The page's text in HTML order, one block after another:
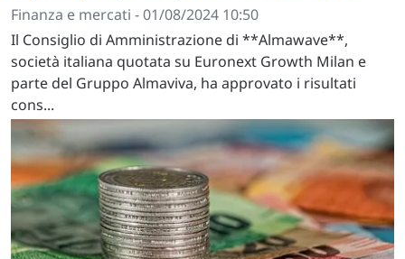
Finanza e mercati - 01/08/2024 10:50
Il Consiglio di Amministrazione di **Almawave**,
società italiana quotata su Euronext Growth Milan e
parte del Gruppo Almaviva, ha approvato i risultati
cons...